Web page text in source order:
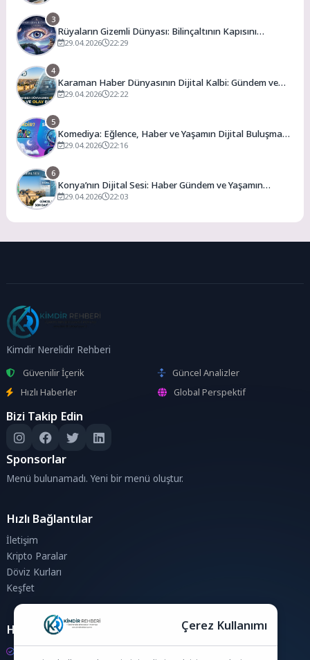
3
Rüyaların Gizemli Dünyası: Bilinçaltının Kapısını
Aralamak
29.04.2026 22:29
4
Karaman Haber Dünyasının Dijital Kalbi: Gündem ve
Olay
29.04.2026 22:22
5
Komediya: Eğlence, Haber ve Yaşamın Dijital Buluşma
Noktası
29.04.2026 22:16
6
Konya’nın Dijital Sesi: Haber Gündem ve Yaşamın
Merkezi
29.04.2026 22:03
Kimdir Nerelidir Rehberi
Güvenilir İçerik
Güncel Analizler
Hızlı Haberler
Global Perspektif
Bizi Takip Edin
Sponsorlar
Menü bulunamadı. Yeni bir menü oluştur.
Hızlı Bağlantılar
İletişim
Kripto Paralar
Döviz Kurları
Keşfet
Hesaplamalar Çerez Kullanımı